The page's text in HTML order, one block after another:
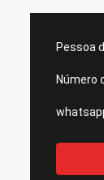
Pessoa
Número